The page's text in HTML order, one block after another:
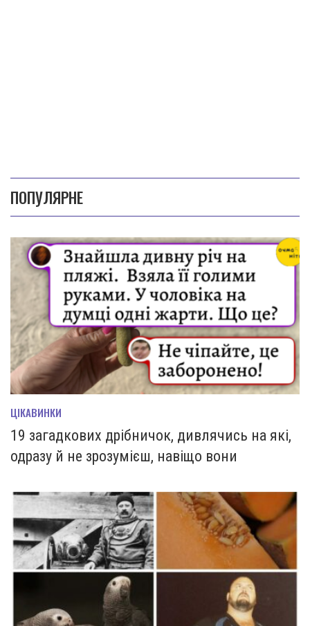
ПОПУЛЯРНЕ
ЦІКАВИНКИ
19 загадкових дрібничок, дивлячись на які,
одразу й не зрозумієш, навіщо вони